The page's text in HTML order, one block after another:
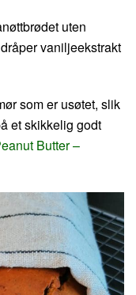
uten
vaniljeekstrakt
som er usøtet, slik
et skikkelig godt
Butter –